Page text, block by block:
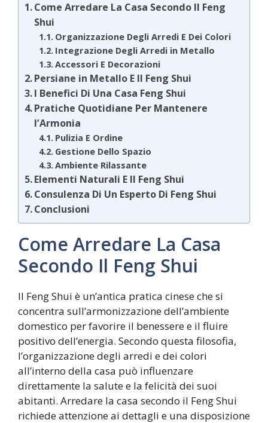
Come Arredare La Casa Secondo Il Feng
Shui
Organizzazione Degli Arredi E Dei Colori
Integrazione Degli Arredi in Metallo
Accessori E Decorazioni
Persiane in Metallo E Il Feng Shui
I Benefici Di Una Casa Feng Shui
Pratiche Quotidiane Per Mantenere
l’Armonia
Pulizia E Ordine
Gestione Dello Spazio
Ambiente Rilassante
Elementi Naturali E Il Feng Shui
Consulenza Di Un Esperto Di Feng Shui
Conclusioni
Come Arredare La Casa
Secondo Il Feng Shui
Il Feng Shui è un’antica pratica cinese che si
concentra sull’armonizzazione dell’ambiente
domestico per favorire il benessere e il fluire
positivo dell’energia. Secondo questa filosofia,
l’organizzazione degli arredi e dei colori
all’interno della casa può influenzare
direttamente la salute e la felicità dei suoi
abitanti. Arredare la casa secondo il Feng Shui
richiede attenzione ai dettagli e una disposizione